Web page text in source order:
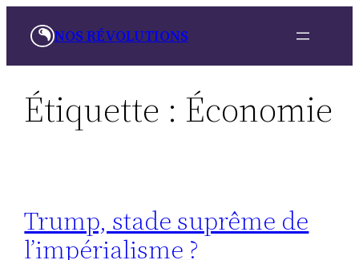
NOS RÉVOLUTIONS
Étiquette : Économie
Trump, stade suprême de
l’impérialisme ?